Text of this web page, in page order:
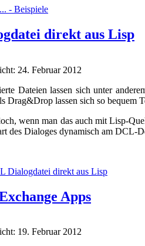
- Beispiele
direkt aus Lisp
24. Februar 2012
Dateien lassen sich unter
Drag&Drop lassen sich so bequem
wenn man das auch mit Lisp-
des Dialoges dynamisch am DCL-
Dialogdatei direkt aus Lisp
Apps
19. Februar 2012